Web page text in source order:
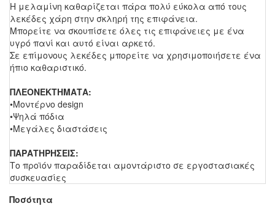
Η μελαμίνη καθαρίζεται πάρα πολύ εύκολα από τους
λεκέδες χάρη στην σκληρή της επιφάνεια.
Μπορείτε να σκουπίσετε όλες τις επιφάνειες με ένα
υγρό πανί και αυτό είναι αρκετό.
Σε επίμονους λεκέδες μπορείτε να χρησιμοποιήσετε ένα
ήπιο καθαριστικό.
ΠΛΕΟΝΕΚΤΗΜΑΤΑ:
•Μοντέρνο design
•Ψηλά πόδια
•Μεγάλες διαστάσεις
ΠΑΡΑΤΗΡΗΣΕΙΣ:
Το προϊόν παραδίδεται αμοντάριστο σε εργοστασιακές
συσκευασίες
Ποσότητα